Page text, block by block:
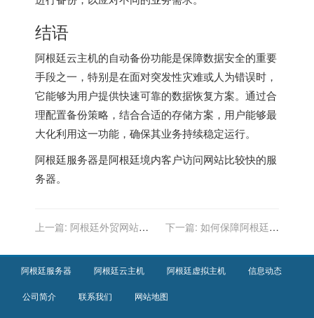
结语
阿根廷云主机的自动备份功能是保障数据安全的重要
手段之一，特别是在面对突发性灾难或人为错误时，
它能够为用户提供快速可靠的数据恢复方案。通过合
理配置备份策略，结合合适的存储方案，用户能够最
大化利用这一功能，确保其业务持续稳定运行。
阿根廷服务器是阿根廷境内客户访问网站比较快的服
务器。
上一篇: 阿根廷外贸网站的
下一篇: 如何保障阿根廷虚
阿根廷服务器 阿根廷云主机 阿根廷虚拟主机 信息动态
公司简介 联系我们 网站地图